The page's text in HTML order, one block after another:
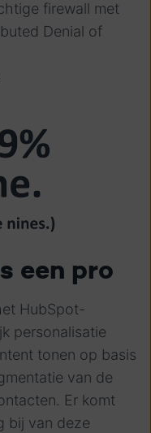
firewall met
Denial of
een pro
HubSpot-
personalisatie
tonen op basis
van de
Er komt
bij van deze